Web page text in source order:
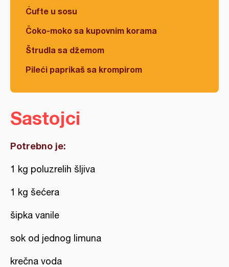
Ćufte u sosu
Čoko-moko sa kupovnim korama
Štrudla sa džemom
Pileći paprikaš sa krompirom
Sastojci
Potrebno je:
1 kg poluzrelih šljiva
1 kg šećera
šipka vanile
sok od jednog limuna
krečna voda